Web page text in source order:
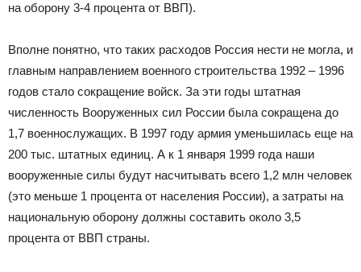
на оборону 3-4 процента от ВВП).
Вполне понятно, что таких расходов Россия нести не могла, и
главным направлением военного строительства 1992 – 1996
годов стало сокращение войск. За эти годы штатная
численность Вооруженных сил России была сокращена до
1,7 военнослужащих. В 1997 году армия уменьшилась еще на
200 тыс. штатных единиц. А к 1 января 1999 года наши
вооруженные силы будут насчитывать всего 1,2 млн человек
(это меньше 1 процента от населения России), а затраты на
национальную оборону должны составить около 3,5
процента от ВВП страны.